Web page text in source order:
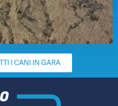
I CANI IN GARA